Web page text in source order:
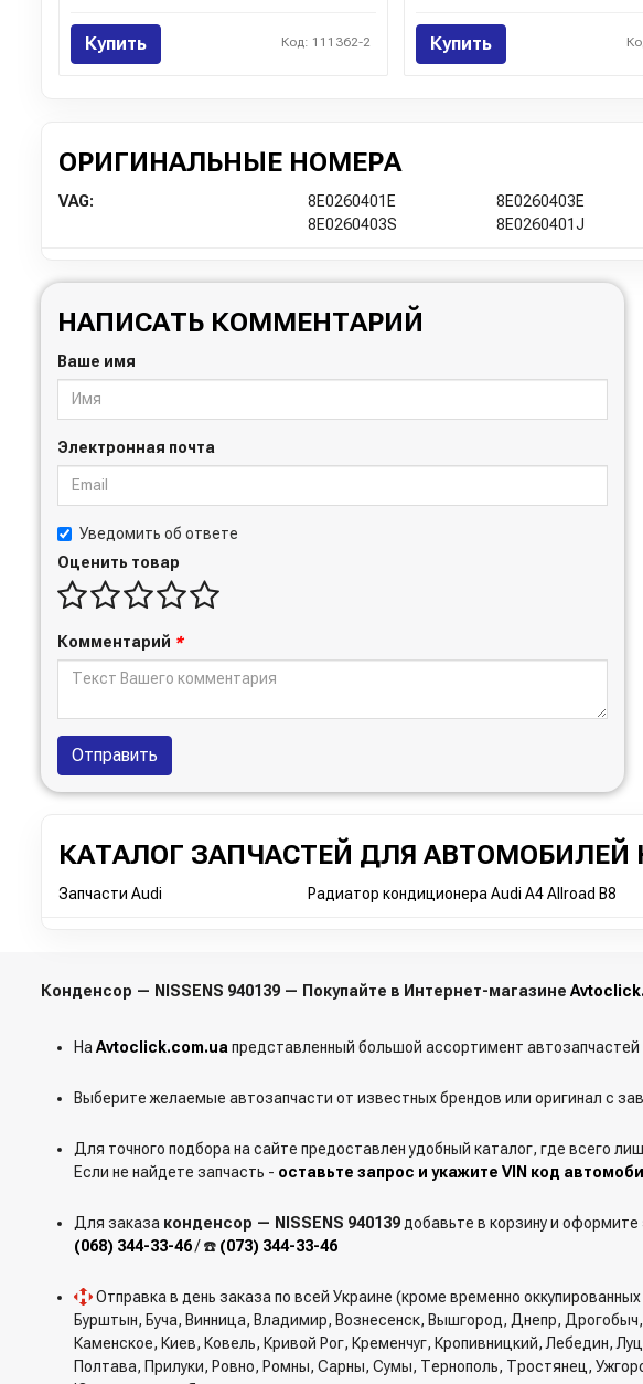
Купить Код: 111362-2 Купить
ОРИГИНАЛЬНЫЕ НОМЕРА
VAG: 8E0260401E 8E0260403E
8E0260403S
8E0260401J
НАПИСАТЬ КОММЕНТАРИЙ
Ваше имя
Электронная почта
Уведомить об ответе
Оценить товар
Комментарий *
Отправить
КАТАЛОГ ЗАПЧАСТЕЙ ДЛЯ
Запчасти Audi Радиатор кондиционера Audi A4 Allroad B8
Конденсор — NISSENS 940139 — Покупайте в Интернет-магазине
На Avtoclick.com.ua представленный большой ассортимент автозапчастей
Выберите желаемые автозапчасти от известных брендов или оригинал с
Для точного подбора на сайте предоставлен удобный каталог, где всего
Если не найдете запчасть - оставьте запрос и укажите VIN код
Для заказа конденсор — NISSENS 940139 добавьте в корзину и
(068) 344-33-46/ ☎️ (073) 344-33-46
Отправка в день заказа по всей Украине (кроме временно
Бурштын, Буча, Винница, Владимир, Вознесенск, Вышгород, Днепр,
Каменское, Киев, Ковель, Кривой Рог, Кременчуг, Кропивницкий, Лебедин,
Полтава, Прилуки, Ровно, Ромны, Сарны, Сумы, Тернополь, Тростянец,